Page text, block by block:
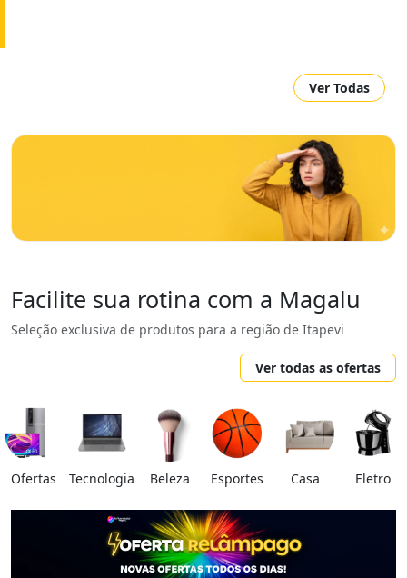
Ver Todas
Facilite sua rotina com a Magalu
Seleção exclusiva de produtos para a região de Itapevi
Ver todas as ofertas
Ofertas Tecnologia Beleza Esportes Casa Eletro